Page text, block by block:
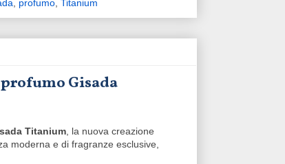
, profumo, Titanium
Gisada
Titanium, la nuova creazione
moderna e di fragranze esclusive,